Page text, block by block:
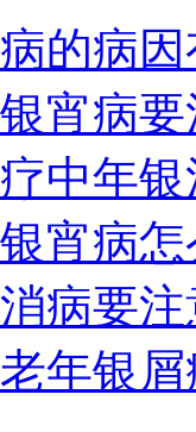
的病
宵病
中年
宵病
病要
年银